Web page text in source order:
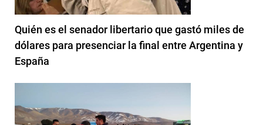
Quién es el senador libertario que gastó miles de
dólares para presenciar la final entre Argentina y
España